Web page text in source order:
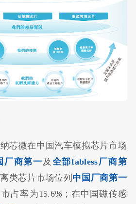
芯微在中国汽车模拟芯片市场
厂商第一 及 全部fabless厂商第
类芯片市场位列 中国厂商第一
市占率为15.6%；在中国磁传感